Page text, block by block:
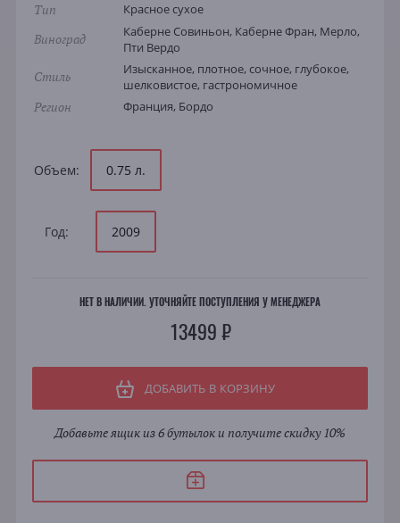
Тип Красное сухое
Виноград
Каберне Совиньон, Каберне Фран, Мерло,
Пти Вердо
Стиль
Изысканное, плотное, сочное, глубокое,
шелковистое, гастрономичное
Регион Франция, Бордо
Объем: 0.75 л.
Год: 2009
НЕТ В НАЛИЧИИ. УТОЧНЯЙТЕ ПОСТУПЛЕНИЯ У МЕНЕДЖЕРА
13499 ₽
ДОБАВИТЬ В КОРЗИНУ
Добавьте ящик из 6 бутылок и получите скидку 10%